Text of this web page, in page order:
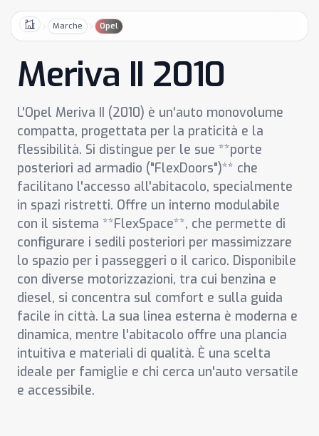
HomeMarche Opel
Meriva II 2010
L'Opel Meriva II (2010) è un'auto monovolume
compatta, progettata per la praticità e la
flessibilità. Si distingue per le sue **porte
posteriori ad armadio ("FlexDoors")** che
facilitano l'accesso all'abitacolo, specialmente
in spazi ristretti. Offre un interno modulabile
con il sistema **FlexSpace**, che permette di
configurare i sedili posteriori per massimizzare
lo spazio per i passeggeri o il carico. Disponibile
con diverse motorizzazioni, tra cui benzina e
diesel, si concentra sul comfort e sulla guida
facile in città. La sua linea esterna è moderna e
dinamica, mentre l'abitacolo offre una plancia
intuitiva e materiali di qualità. È una scelta
ideale per famiglie e chi cerca un'auto versatile
e accessibile.